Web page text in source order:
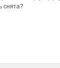
снята?